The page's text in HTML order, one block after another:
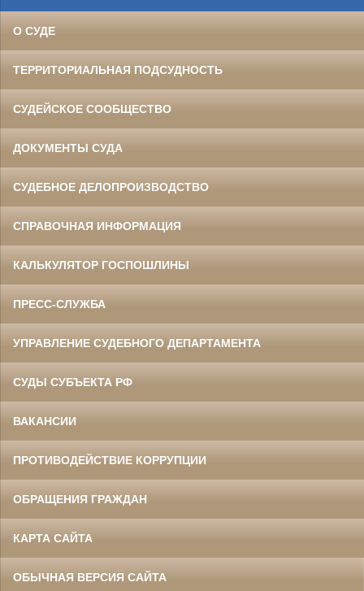
О СУДЕ
ТЕРРИТОРИАЛЬНАЯ ПОДСУДНОСТЬ
СУДЕЙСКОЕ СООБЩЕСТВО
ДОКУМЕНТЫ СУДА
СУДЕБНОЕ ДЕЛОПРОИЗВОДСТВО
СПРАВОЧНАЯ ИНФОРМАЦИЯ
КАЛЬКУЛЯТОР ГОСПОШЛИНЫ
ПРЕСС-СЛУЖБА
УПРАВЛЕНИЕ СУДЕБНОГО ДЕПАРТАМЕНТА
СУДЫ СУБЪЕКТА РФ
ВАКАНСИИ
ПРОТИВОДЕЙСТВИЕ КОРРУПЦИИ
ОБРАЩЕНИЯ ГРАЖДАН
КАРТА САЙТА
ОБЫЧНАЯ ВЕРСИЯ САЙТА